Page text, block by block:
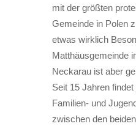
mit der größten
Gemeinde in Polen
etwas wirklich
Matthäusgemeinde
Neckarau ist aber
Seit 15 Jahren
Familien- und
zwischen den